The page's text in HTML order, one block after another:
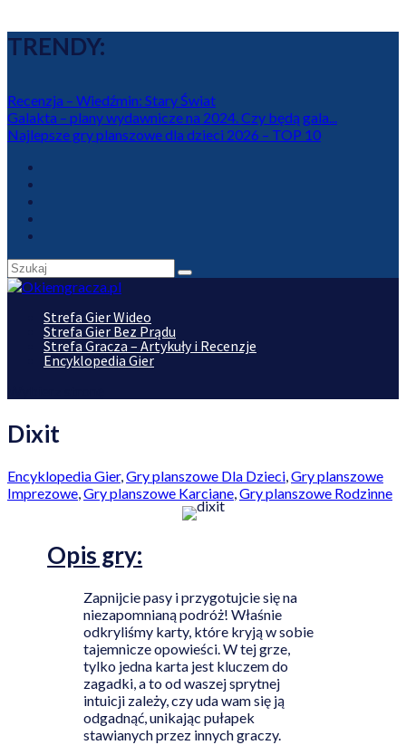
TRENDY:
Recenzja – Wiedźmin: Stary Świat
Galakta – plany wydawnicze na 2024. Czy będą gala...
Najlepsze gry planszowe dla dzieci 2026 – TOP 10
Strefa Gier Wideo
Strefa Gier Bez Prądu
Strefa Gracza – Artykuły i Recenzje
Encyklopedia Gier
Dixit
Encyklopedia Gier,Gry planszowe Dla Dzieci,Gry planszowe
Imprezowe,Gry planszowe Karciane,Gry planszowe Rodzinne
Opis gry:
Zapnijcie pasy i przygotujcie się na
niezapomnianą podróż! Właśnie
odkryliśmy karty, które kryją w sobie
tajemnicze opowieści. W tej grze,
tylko jedna karta jest kluczem do
zagadki, a to od waszej sprytnej
intuicji zależy, czy uda wam się ją
odgadnąć, unikając pułapek
stawianych przez innych graczy.